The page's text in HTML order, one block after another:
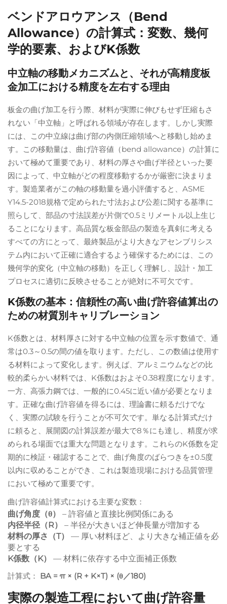
ベンドアロウアンス（Bend
Allowance）の計算式：変数、幾何
学的要素、およびK係数
中立軸の移動メカニズムと、それが高精度板
金加工における精度を左右する理由
板金の曲げ加工を行う際、材料が実際に伸びもせず圧縮もさ
れない「中立軸」と呼ばれる領域が存在します。しかし実際
には、この中立線は曲げ部の内側圧縮領域へと移動し始めま
す。この移動量は、曲げ許容値（bend allowance）の計算に
おいて極めて重要であり、材料の厚さや曲げ半径といった要
因によって、中立軸がどの程度移動するかが厳密に決まりま
す。製造業者がこの軸の移動量を過小評価すると、ASME
Y14.5-2018規格で定められた寸法および公差に関する基準に
照らして、部品の寸法誤差が片側で0.5ミリメートル以上生じ
ることになります。高品質な板金部品の製造を真剣に考える
すべての方にとって、最終製品がより大きなアセンブリシス
テム内において正確に適合するよう確保するためには、この
幾何学的変化（中立軸の移動）を正しく理解し、設計・加工
プロセスに適切に反映させることが絶対に不可欠です。
K係数の基本：信頼性の高い曲げ許容値算出の
ための材質別キャリブレーション
K係数とは、材料厚さに対する中立軸の位置を示す数値で、通
常は0.3～0.5の間の値を取ります。ただし、この数値は使用す
る材料によって変化します。例えば、アルミニウムなどの比
較的柔らかい材料では、K係数はおよそ0.38程度になります。
一方、高張力鋼では、一般的に0.45に近い値が必要となりま
す。正確な曲げ許容値を得るには、理論書に頼るだけでな
く、実際の試験を行うことが不可欠です。単なる計算式だけ
に頼ると、展開図の計算誤差が最大で8％にも達し、精度が求
められる場面では重大な問題となります。これらのK係数を定
期的に検証・確認することで、曲げ角度のばらつきを±0.5度
以内に収めることができ、これは製造現場における品質管理
において極めて重要です。
曲げ許容値計算式における主要な変数：
曲げ角度（θ） – 許容値と直接比例関係にある
内径半径（R） – 半径が大きいほど伸長量が増加する
材料の厚さ（T） ― 厚い材料ほど、より大きな補正値を必
要とする
K係数（K） ― 材料に依存する中立面補正係数
計算式： BA = π × (R + K×T) × (θ／180)
実際の製造工程において曲げ許容量